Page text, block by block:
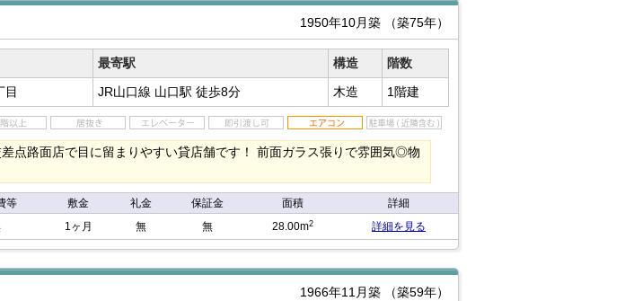
1950年10月築 （築75年）
最寄駅 構造
階数
目
JR山口線 山口駅 徒歩8分 木造 1階建
差点路面店で目に留まりやすい貸店舗です！ 前面ガラス張りで雰囲気◎物
等 敷金 礼金 保証金 面積
詳細
1ヶ月 無 無 28.00m2 詳細を見る
1966年11月築 （築59年）